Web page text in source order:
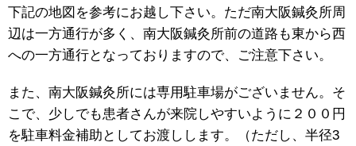
下記の地図を参考にお越し下さい。ただ南大阪鍼灸所周
辺は一方通行が多く、南大阪鍼灸所前の道路も東から西
への一方通行となっておりますので、ご注意下さい。
また、南大阪鍼灸所には専用駐車場がございません。そ
こで、少しでも患者さんが来院しやすいように２００円
を駐車料金補助としてお渡しします。（ただし、半径3